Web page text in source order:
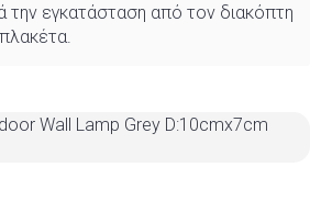
την εγκατάσταση από τον διακόπτη
Wall Lamp Grey D:10cmx7cm